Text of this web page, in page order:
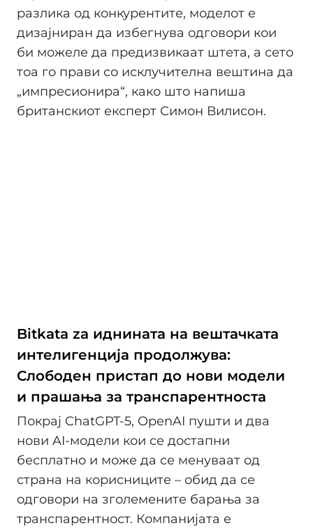
разлика од конкурентите, моделот е
дизајниран да избегнува одговори кои
би можеле да предизвикаат штета, а сето
тоа го прави со исклучителна вештина да
„импресионира“, како што напиша
британскиот експерт Симон Вилисон.
Bitkata za иднината на вештачката
интелигенција продолжува:
Слободен пристап до нови модели
и прашања за транспарентноста
Покрај ChatGPT-5, OpenAI пушти и два
нови AI-модели кои се достапни
бесплатно и може да се менуваат од
страна на корисниците – обид да се
одговори на зголемените барања за
транспарентност. Компанијата е